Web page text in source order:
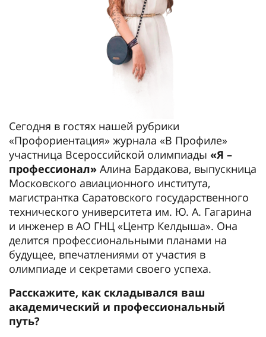
Сегодня в гостях нашей рубрики
«Профориентация» журнала «В Профиле»
участница Всероссийской олимпиады «Я –
профессионал» Алина Бардакова, выпускница
Московского авиационного института,
магистрантка Саратовского государственного
технического университета им. Ю. А. Гагарина
и инженер в АО ГНЦ «Центр Келдыша». Она
делится профессиональными планами на
будущее, впечатлениями от участия в
олимпиаде и секретами своего успеха.
Расскажите, как складывался ваш
академический и профессиональный
путь?